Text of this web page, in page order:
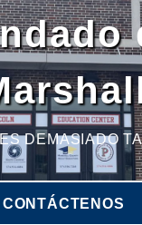
DEMASIADO
CONTÁCTENOS